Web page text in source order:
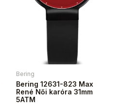
Bering
Bering 12631-823 Max
René Női karóra 31mm
5ATM